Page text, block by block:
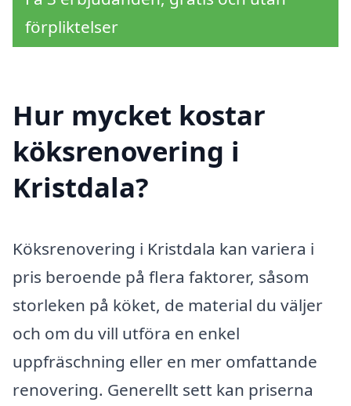
förpliktelser
Hur mycket kostar
köksrenovering i
Kristdala?
Köksrenovering i Kristdala kan variera i
pris beroende på flera faktorer, såsom
storleken på köket, de material du väljer
och om du vill utföra en enkel
uppfräschning eller en mer omfattande
renovering. Generellt sett kan priserna